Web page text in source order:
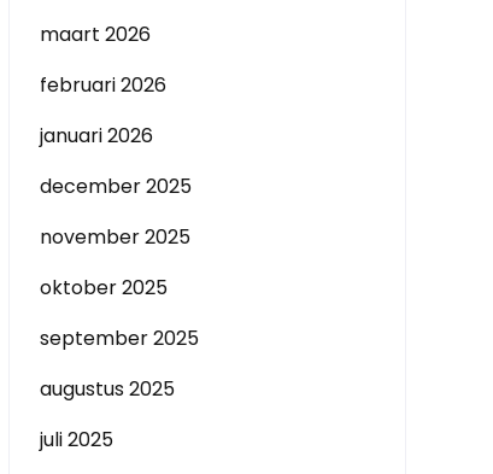
maart 2026
februari 2026
januari 2026
december 2025
november 2025
oktober 2025
september 2025
augustus 2025
juli 2025